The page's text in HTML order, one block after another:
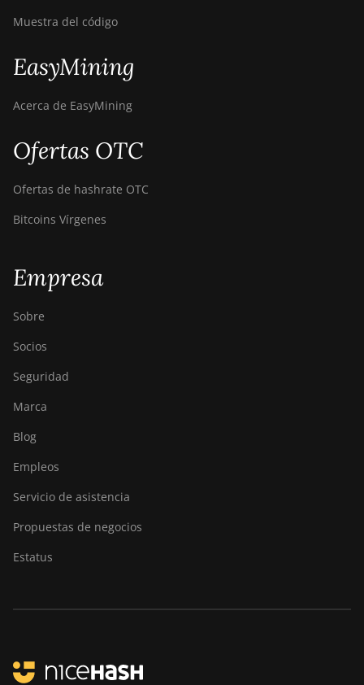
Muestra del código
EasyMining
Acerca de EasyMining
Ofertas OTC
Ofertas de hashrate OTC
Bitcoins Vírgenes
Empresa
Sobre
Socios
Seguridad
Marca
Blog
Empleos
Servicio de asistencia
Propuestas de negocios
Estatus